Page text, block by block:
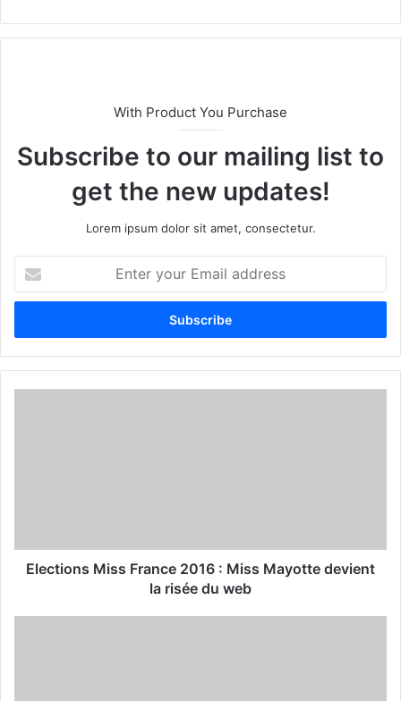
With Product You Purchase
Subscribe to our mailing list to
get the new updates!
Lorem ipsum dolor sit amet, consectetur.
t
r
y
Elections Miss France 2016 : Miss Mayotte devient
la risée du web